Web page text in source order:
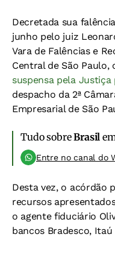
Decretada sua
junho pelo juiz
Vara de Falências e
Central de São Paulo,
suspensa pela
despacho da 2ª
Empresarial de São
Tudo sobreBrasil
Entre no canal do
Desta vez, o acórdão
recursos
o agente fiduciário
bancos Bradesco, Itaú